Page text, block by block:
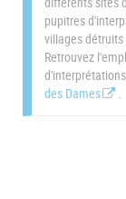
pupitres
villages
Retrouvez
des Dames
.